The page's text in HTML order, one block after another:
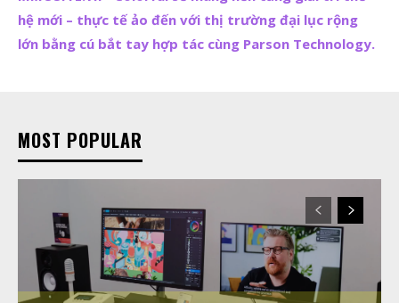
hệ mới – thực tế ảo đến với thị trường đại lục rộng
lớn bằng cú bắt tay hợp tác cùng Parson Technology.
MOST POPULAR